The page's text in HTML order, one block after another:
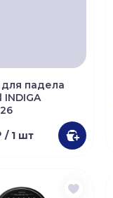
падела
INDIGA
/ 1 шт